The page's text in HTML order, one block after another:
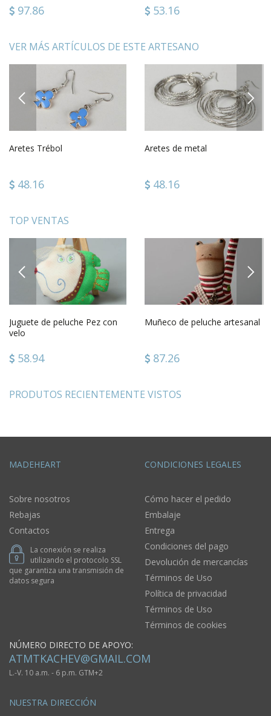
97.86 53.16
VER MÁS ARTÍCULOS DE ESTE ARTESANO
PREVIOUS
Aretes Trébol
48.16
Aretes de metal
48.16
NEXT
TOP VENTAS
PREVIOUS
Juguete de peluche Pez con
velo
58.94
Muñeco de peluche artesanal
87.26
NEXT
PRODUTOS RECIENTEMENTE VISTOS
MADEHEART
Sobre nosotros
Rebajas
Contactos
La conexión se realiza
utilizando el protocolo SSL
que garantiza una transmisión de
datos segura
CONDICIONES LEGALES
Cómo hacer el pedido
Embalaje
Entrega
Condiciones del pago
Devolución de mercancías
Términos de Uso
Política de privacidad
Términos de Uso
Términos de cookies
NÚMERO DIRECTO DE APOYO:
ATMTKACHEV@GMAIL.COM
L.-V. 10 a.m. - 6 p.m. GTM+2
NUESTRA DIRECCIÓN